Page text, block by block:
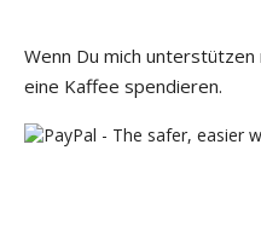
Wenn Du mich
eine Kaffee spendieren.